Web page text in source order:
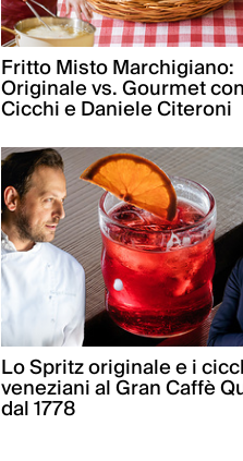
Fritto Misto Marchigiano:
Originale vs. Gourmet
Cicchi e Daniele Citeroni
Lo Spritz originale e i
veneziani al Gran Caffè
dal 1778